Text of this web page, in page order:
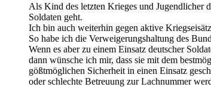
Als Kind des letzten Krieges und Jugendlicher
Soldaten geht.
Ich bin auch weiterhin gegen aktive
So habe ich die Verweigerungshaltung des
Wenn es aber zu einem Einsatz deutscher
dann wünsche ich mir, dass sie mit dem
gößtmöglichen Sicherheit in einen Einsatz
oder schlechte Betreuung zur Lachnummer